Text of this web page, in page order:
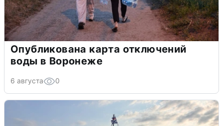
Опубликована карта отключений
воды в Воронеже
6 августа 0